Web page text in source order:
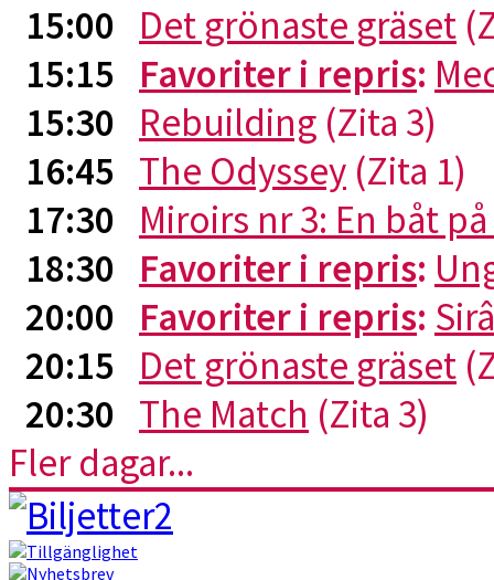
15:00 Det grönaste gräset
15:15 Favoriter i repris:
15:30 Rebuilding (Zita 3)
16:45 The Odyssey (Zita 1)
17:30 Miroirs nr 3: En båt
18:30 Favoriter i repris:
20:00 Favoriter i repris:
20:15 Det grönaste gräset
20:30 The Match (Zita 3)
Fler dagar...